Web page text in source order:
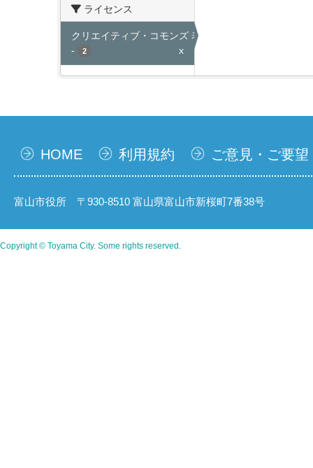
ライセンス
クリエイティブ・コモンズ 表示
-
2 x
HOME 利用規約 ご意見・ご要望
富山市役所 〒930-8510 富山県富山市新桜町7番38号
Copyright © Toyama City. Some rights reserved.